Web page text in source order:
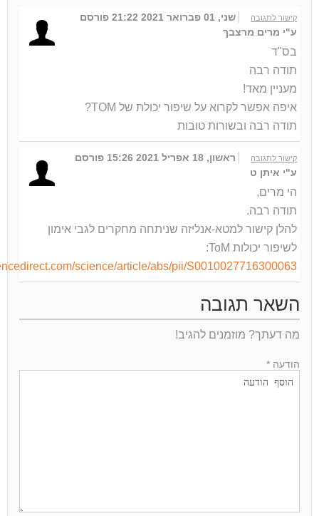
קישור לתגובה שני, 01 פברואר 2021 21:22
פורסם
ע"י מרים מרצבך
בס"ד
תודה רבה
מעניין מאד!
איפה אפשר לקרוא על שיפור יכולת של TOM?
תודה רבה ובשורות טובות
קישור לתגובה ראשון, 18 אפריל 2021 15:26
פורסם
ע"י איתן ט
הי מרים,
תודה רבה.
להלן קישור למטא-אנליזה שניתחה מחקרים לגבי אימון
לשיפור יכולות ToM:
science/article/abs/pii/S0010027716300063
השאר תגובה
מה דעתך? מוזמנים להגיב!
הודעה *